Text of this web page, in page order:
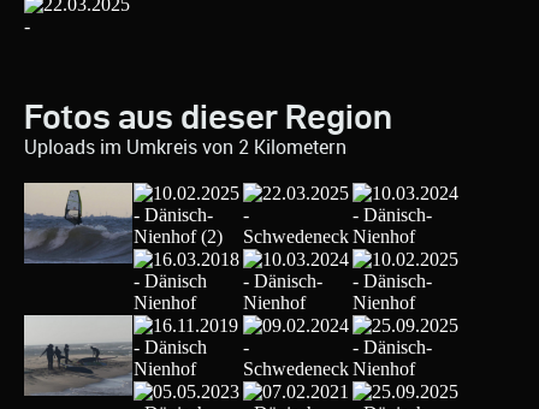
Fotos aus dieser Region
Uploads im Umkreis von 2 Kilometern